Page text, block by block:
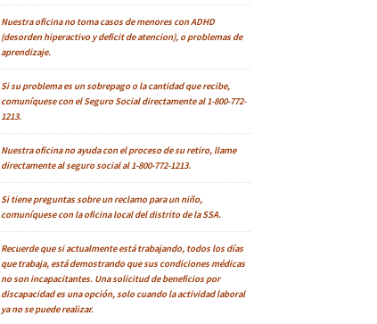
Nuestra oficina no toma casos de menores con ADHD
(desorden hiperactivo y deficit de atencion), o problemas de
aprendizaje.
Si su problema es un sobrepago o la cantidad que recibe,
comuníquese con el Seguro Social directamente al 1-800-772-
1213.
Nuestra oficina no ayuda con el proceso de su retiro, llame
directamente al seguro social al 1-800-772-1213.
Si tiene preguntas sobre un reclamo para un niño,
comuníquese con la oficina local del distrito de la SSA.
Recuerde que si actualmente está trabajando, todos los días
que trabaja, está demostrando que sus condiciones médicas
no son incapacitantes. Una solicitud de beneficios por
discapacidad es una opción, solo cuando la actividad laboral
ya no se puede realizar.